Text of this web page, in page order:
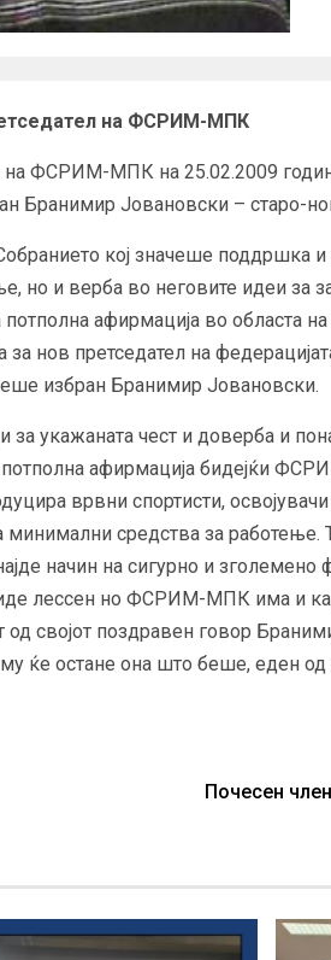
на ФСРИМ-МПК
на ФСРИМ-МПК на 25.02.2009
Бранимир Јовановски – старо-
кој значеше поддршка
но и верба во неговите идеи за
афирмација во областа на
нов претседател на
избран Бранимир Јовановски.
укажаната чест и доверба и
потполна афирмација бидејќи
врвни спортисти,
средства за работење.
начин на сигурно и
лессен но ФСРИМ-МПК има и
од својот поздравен говор
ќе остане она што беше, еден
Почесен